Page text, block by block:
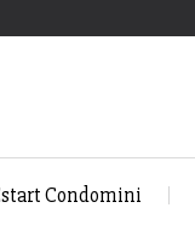
Condomini